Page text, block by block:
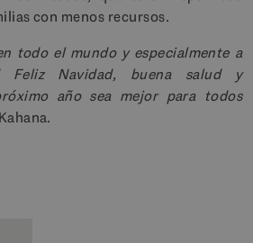
con menos recursos.
todo el mundo y especialmente a
Feliz Navidad, buena salud y
año sea mejor para todos